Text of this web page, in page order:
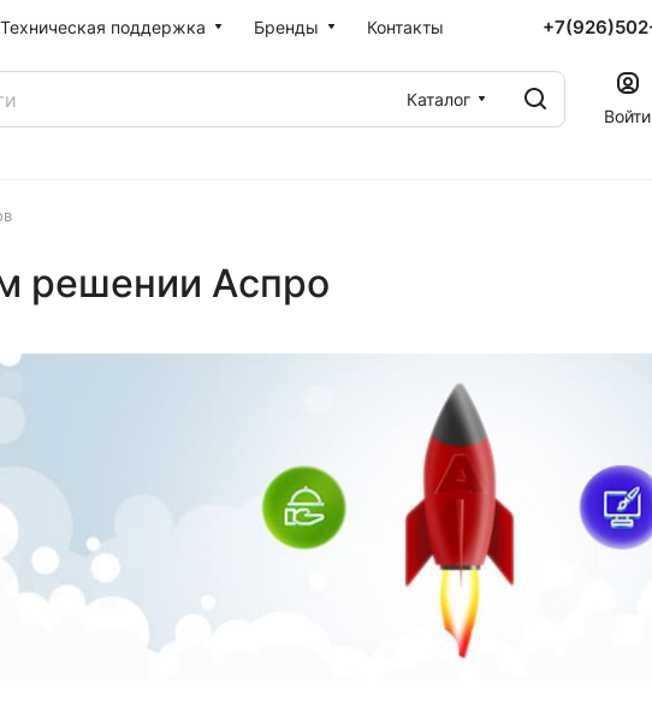
Техническая поддержка Бренды Контакты
Каталог
Войти
решении Аспро